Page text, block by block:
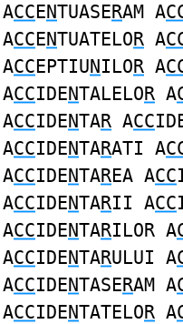
ACCENTUASERAM A
ACCENTUATELOR A
ACCEPTIUNILOR A
ACCIDENTALELOR A
ACCIDENTAR ACC
ACCIDENTARATI A
ACCIDENTAREA ACC
ACCIDENTARII ACC
ACCIDENTARILOR A
ACCIDENTARULUI A
ACCIDENTASERAM A
ACCIDENTATELOR A